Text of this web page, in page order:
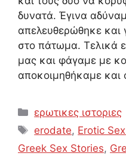
δυνατά. Έγινα
απελευθερώθηκε και
στο πάτωμα. Τελικά
μας και φάγαμε με
αποκοιμηθήκαμε και
Categories
ερωτικες ιστοριες
Tags
erodate, Erotic
Greek Sex Stories,